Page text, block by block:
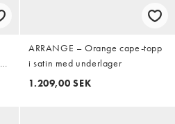
ARRANGE – Orange cape-topp
i satin med underlager
1.209,00 SEK